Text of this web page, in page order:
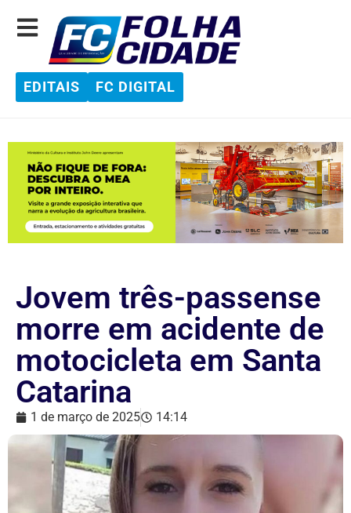
EDITAIS FC DIGITAL
Jovem três-passense
morre em acidente de
motocicleta em Santa
Catarina
1 de março de 2025 14:14